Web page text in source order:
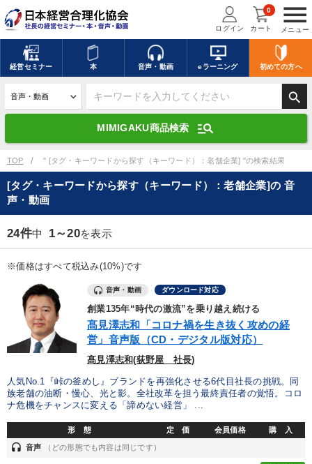
menu
メニュー
ログイン カート
0
経営セミナー 本 音声・動画 eラーニング 初めての方へ
search
MIMIGAKU商品検索 manage_search
キーワードを入力して探す
デジタル版対応のみ検索結果に表示する
search 上記の条件で検索
mic 講演収録物を探す
全国経営者セミナー講演収録物（全1315タイトル）からお探しいただけ
ます
優秀各社の智恵と戦略 事業家のロマンと経営
若手異才経営者の発想
リーダーの器量を学ぶ
テーマ
TOP " [タグ・キーワードから探す（キーワード）：老舗企業] "の検索結果
[タグ・キーワードから探す（キーワード）：老舗企業]の 音
声・動画
24件中 1～20を表示
※価格はすべて税込み(10%)です
音声・動画 ダウンロード対応
創業135年“時代の激流”を乗り越え続ける
髙見澤志和「コロナ禍を生き抜く攻めの経
営」音声版（CD・デジタル版対応）
髙見澤志和(荻野屋 社長)
人気No.1『峠の釜めし』ブランドを再強化させる6代目社長の挑戦。同
族老舗の油断・慢心、光と影。全社改革を担う最終責任者の覚悟。コロ
ナ危機をチャンスに変える「諦めない経営」 ...
形 態 定 価 会員価格 購 入
headset 音声 （どの形態でも内容は同じです）